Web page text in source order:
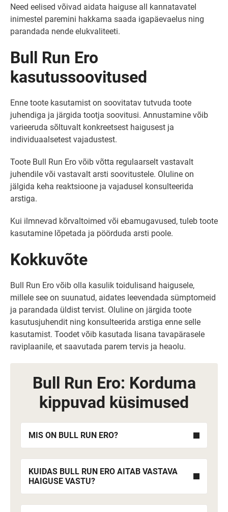
Need eelised võivad aidata haiguse all kannatavatel
inimestel paremini hakkama saada igapäevaelus ning
parandada nende elukvaliteeti.
Bull Run Ero
kasutussoovitused
Enne toote kasutamist on soovitatav tutvuda toote
juhendiga ja järgida tootja soovitusi. Annustamine võib
varieeruda sõltuvalt konkreetsest haigusest ja
individuaalsetest vajadustest.
Toote Bull Run Ero võib võtta regulaarselt vastavalt
juhendile või vastavalt arsti soovitustele. Oluline on
jälgida keha reaktsioone ja vajadusel konsulteerida
arstiga.
Kui ilmnevad kõrvaltoimed või ebamugavused, tuleb toote
kasutamine lõpetada ja pöörduda arsti poole.
Kokkuvõte
Bull Run Ero võib olla kasulik toidulisand haigusele,
millele see on suunatud, aidates leevendada sümptomeid
ja parandada üldist tervist. Oluline on järgida toote
kasutusjuhendit ning konsulteerida arstiga enne selle
kasutamist. Toodet võib kasutada lisana tavapärasele
raviplaanile, et saavutada parem tervis ja heaolu.
Bull Run Ero: Korduma
kippuvad küsimused
MIS ON BULL RUN ERO?
KUIDAS BULL RUN ERO AITAB VASTAVA
HAIGUSE VASTU?